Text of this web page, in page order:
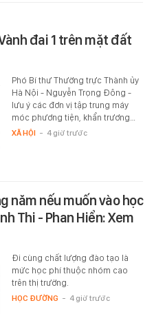
đai 1 trên mặt đất
Phó Bí thư Thường trực Thành ủy
Hà Nội - Nguyễn Trọng Đông -
lưu ý các đơn vị tập trung máy
móc phương tiện, khẩn trương…
XÃ HỘI - 4 giờ trước
năm nếu muốn vào học
Thi - Phan Hiển: Xem
Đi cùng chất lượng đào tạo là
mức học phí thuộc nhóm cao
trên thị trường.
HỌC ĐƯỜNG - 4 giờ trước